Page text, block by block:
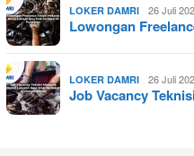
LOKER DAMRI 26 Juli
Lowongan
LOKER DAMRI 26 Juli
Job Vacancy